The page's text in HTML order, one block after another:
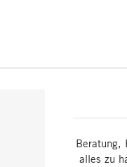
Beratung,
alles zu